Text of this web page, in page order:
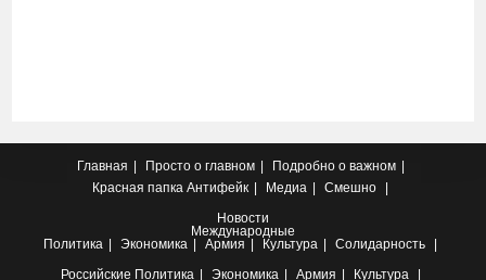
Главная Просто о главном
Подробно о важном
Красная папка Антифейк Медиа
Смешно
Новости
Международные
Политика
Экономика Армия Культура
Солидарность
Российские Политика Экономика Армия Культура